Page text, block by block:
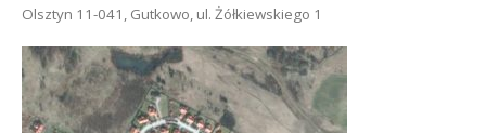
Olsztyn 11-041, Gutkowo, ul. Żółkiewskiego 1